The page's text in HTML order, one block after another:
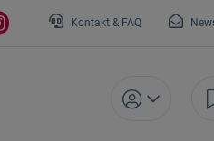
Kontakt & FAQ